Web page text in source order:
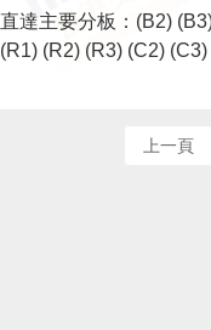
直達主要分板： (B2)
(R1) (R2) (R3) (C2) (C3)
上一頁